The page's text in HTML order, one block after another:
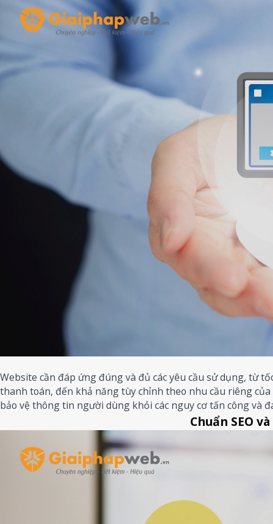
Website cần đáp ứng đúng và đủ các yêu cầu sử dụng, từ
thanh toán, đến khả năng tùy chỉnh theo nhu cầu riêng
bảo vệ thông tin người dùng khỏi các nguy cơ tấn công và
Chuẩn SEO